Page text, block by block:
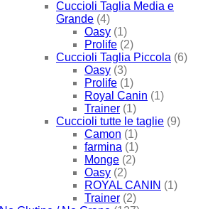
Cuccioli Taglia Media e
Grande (4)
Oasy (1)
Prolife (2)
Cuccioli Taglia Piccola (6)
Oasy (3)
Prolife (1)
Royal Canin (1)
Trainer (1)
Cuccioli tutte le taglie (9)
Camon (1)
farmina (1)
Monge (2)
Oasy (2)
ROYAL CANIN (1)
Trainer (2)